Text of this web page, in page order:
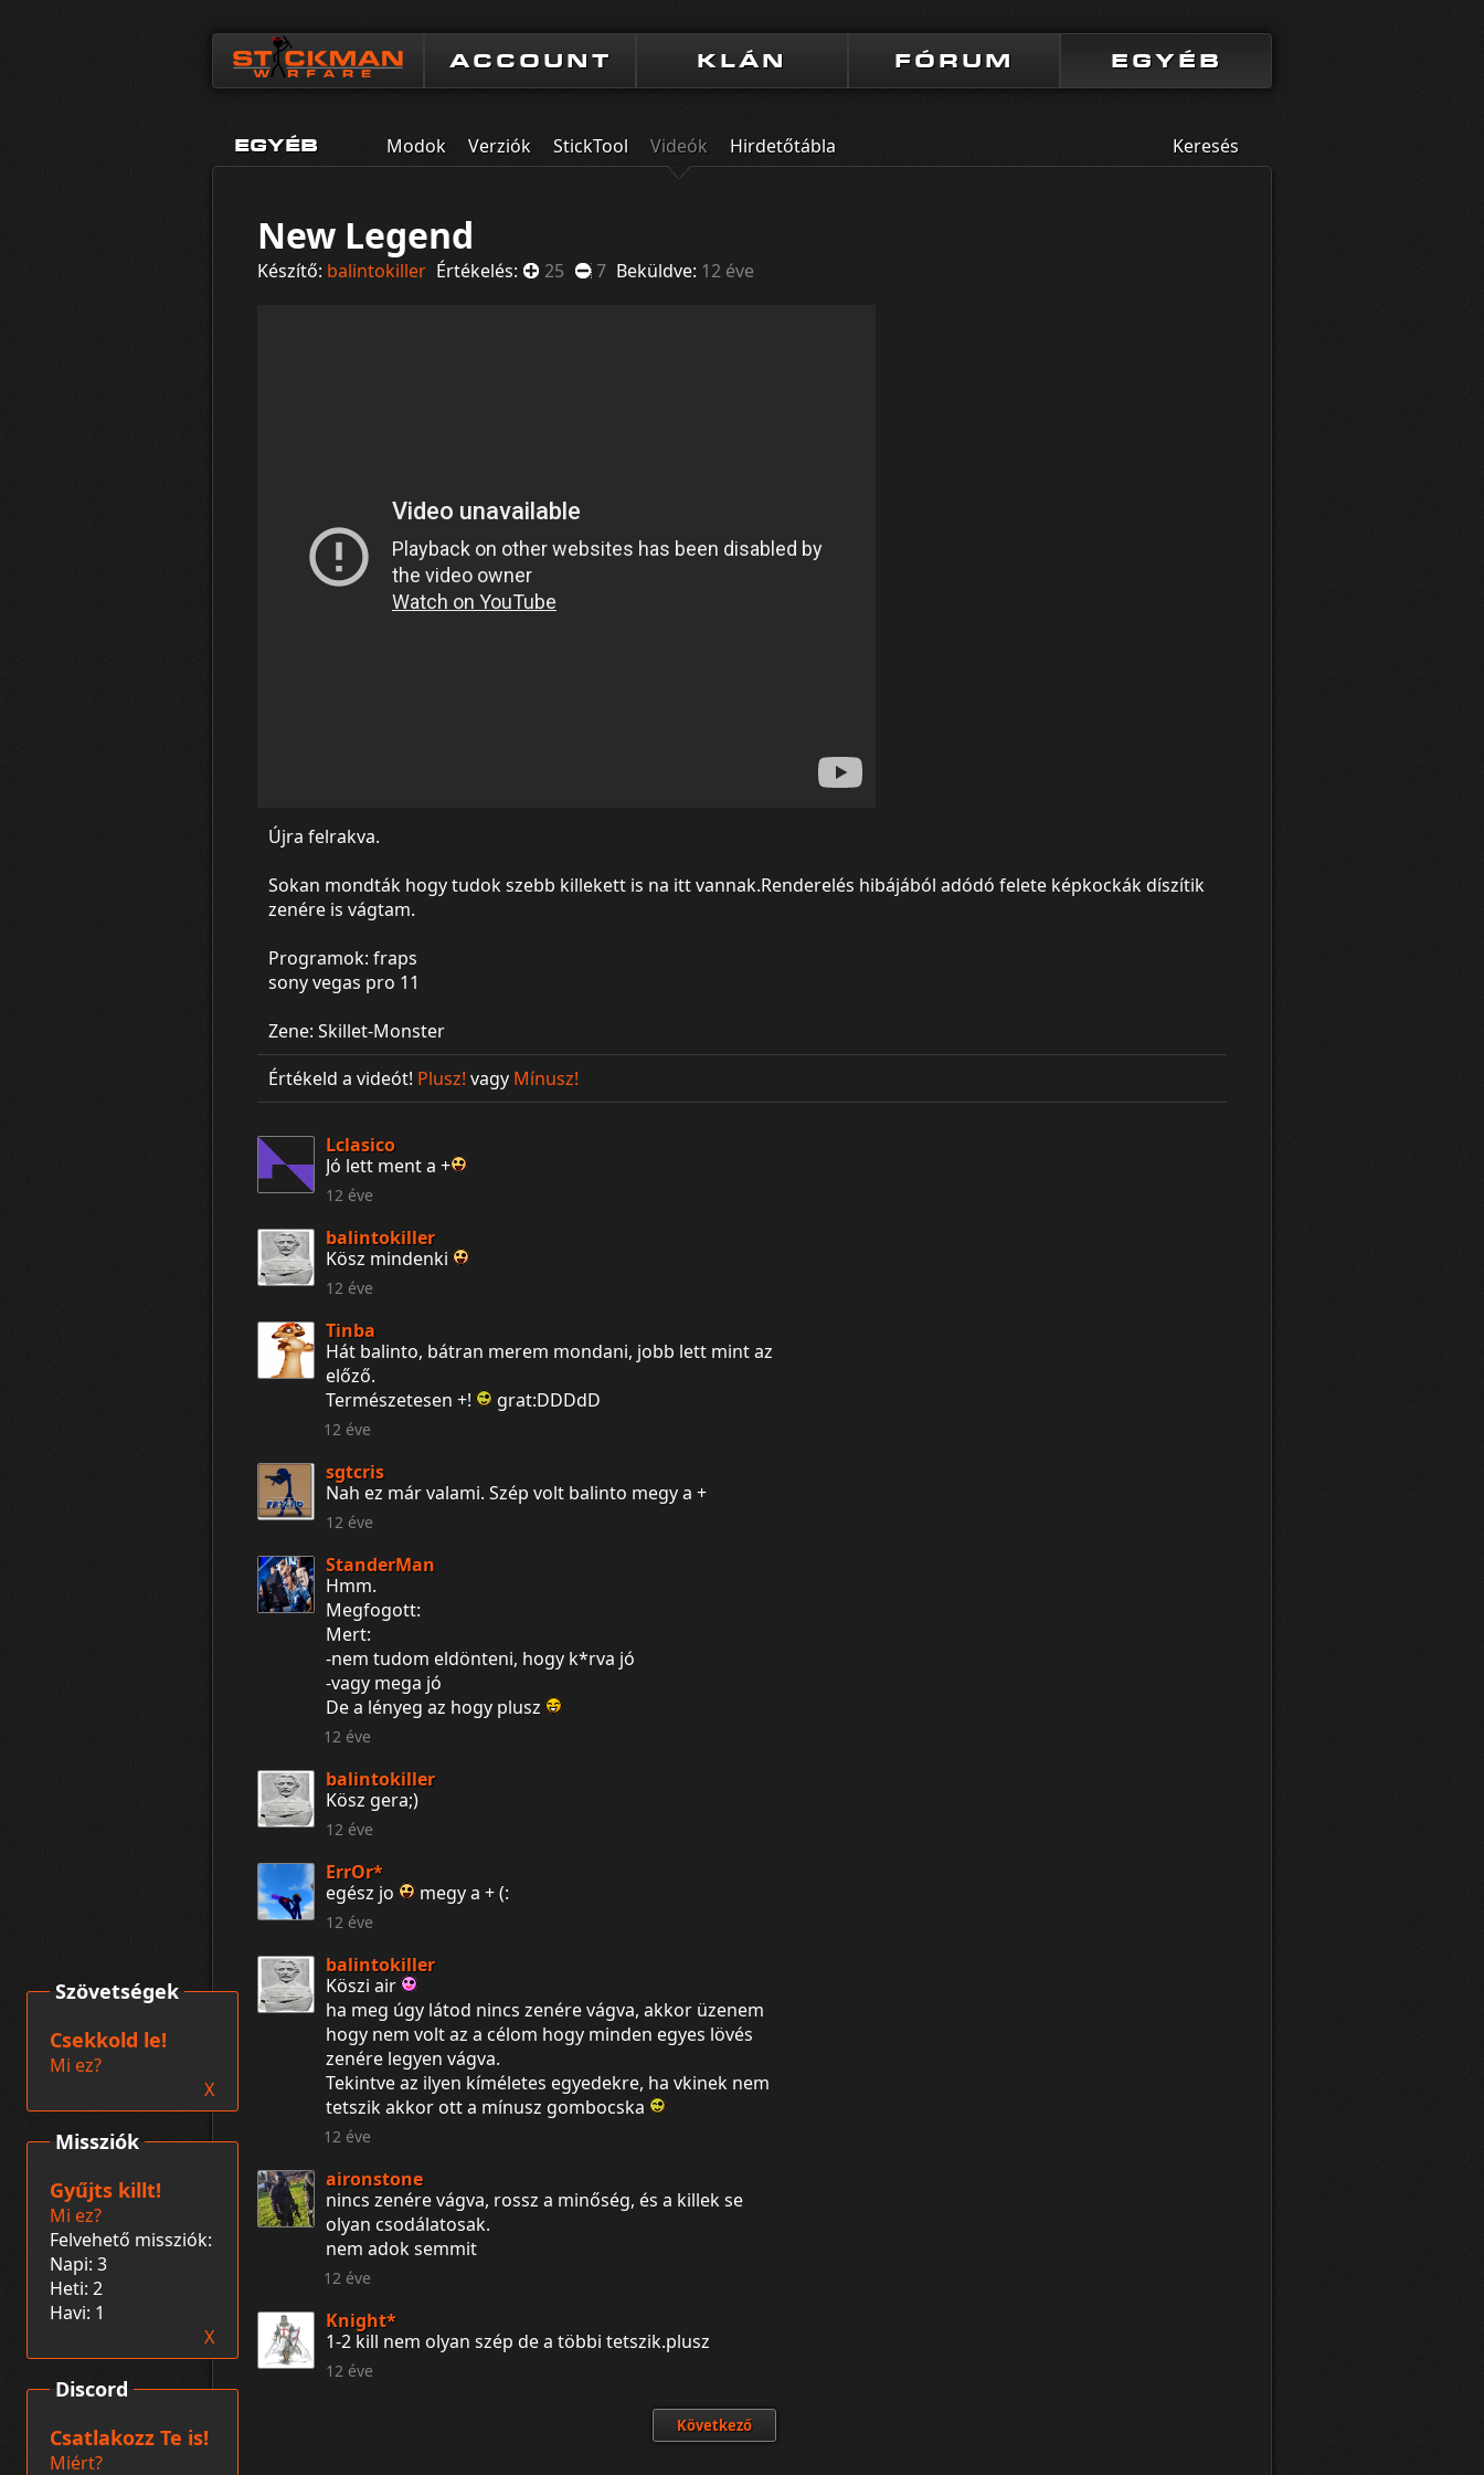
ACCOUNT KLÁN FÓRUM EGYÉB
EGYÉB Modok Verziók StickTool Videók Hirdetőtábla Keresés
New Legend
Készítő: balintokiller Értékelés: 25 7 Beküldve: 12 éve
Újra felrakva.
Sokan mondták hogy tudok szebb killekett is na itt vannak.Renderelés hibájából adódó felete képkockák díszítik
zenére is vágtam.
Programok: fraps
sony vegas pro 11
Zene: Skillet-Monster
Értékeld a videót! Plusz! vagy Mínusz!
Lclasico
Jó lett ment a +
12 éve
balintokiller
Kösz mindenki
12 éve
Tinba
Hát balinto, bátran merem mondani, jobb lett mint az
előző.
Természetesen +!
grat:DDDdD
12 éve
sgtcris
Nah ez már valami. Szép volt balinto megy a +
12 éve
StanderMan
Hmm.
Megfogott:
Mert:
-nem tudom eldönteni, hogy k*rva jó
-vagy mega jó
De a lényeg az hogy plusz
12 éve
balintokiller
Kösz gera;)
12 éve
ErrOr*
egész jo
megy a + (:
12 éve
balintokiller
Köszi air
ha meg úgy látod nincs zenére vágva, akkor üzenem
hogy nem volt az a célom hogy minden egyes lövés
zenére legyen vágva.
Tekintve az ilyen kíméletes egyedekre, ha vkinek nem
tetszik akkor ott a mínusz gombocska
12 éve
aironstone
nincs zenére vágva, rossz a minőség, és a killek se
olyan csodálatosak.
nem adok semmit
12 éve
Knight*
1-2 kill nem olyan szép de a többi tetszik.plusz
12 éve
Következő
Discord
Csatlakozz Te is!
Miért?
Missziók
Gyűjts killt!
Mi ez?
Felvehető missziók:
Napi: 3
Heti: 2
Havi: 1
X
Szövetségek
Csekkold le!
Mi ez?
X